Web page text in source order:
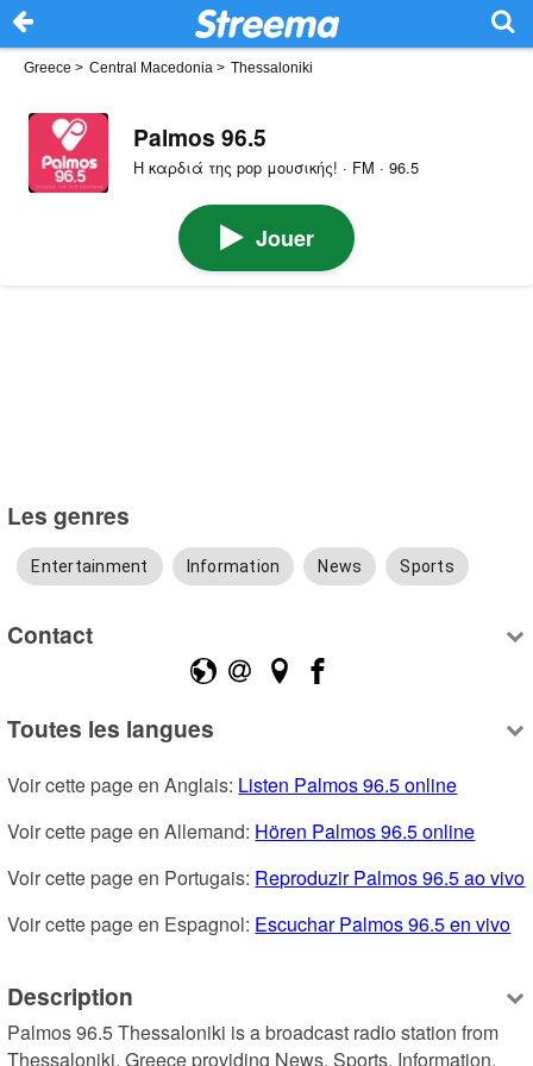
Greece > Central Macedonia > Thessaloniki
Palmos 96.5
Η καρδιά της pop μουσικής! · FM · 96.5
Jouer
Les genres
Entertainment Information News Sports
Contact
Toutes les langues
Voir cette page en Anglais: Listen Palmos 96.5 online
Voir cette page en Allemand: Hören Palmos 96.5 online
Voir cette page en Portugais: Reproduzir Palmos 96.5 ao vivo
Voir cette page en Espagnol: Escuchar Palmos 96.5 en vivo
Description
Palmos 96.5 Thessaloniki is a broadcast radio station from
Thessaloniki, Greece providing News, Sports, Information,